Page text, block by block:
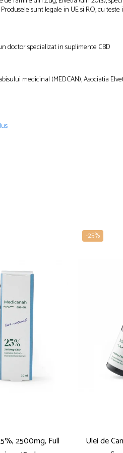
sunt legale in UE si RO, cu
doctor specializat in suplimente CBD
2500mg, Full
-25%
Ulei de